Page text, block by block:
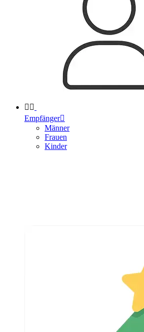
 
Empfänger
Männer
Frauen
Kinder